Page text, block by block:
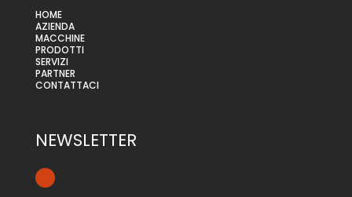
HOME
AZIENDA
MACCHINE
PRODOTTI
SERVIZI
PARTNER
CONTATTACI
NEWSLETTER